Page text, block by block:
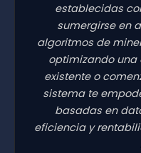
establecidas
sumergirse en
algoritmos de
optimizando
existente o
sistema te
basadas en
eficiencia y